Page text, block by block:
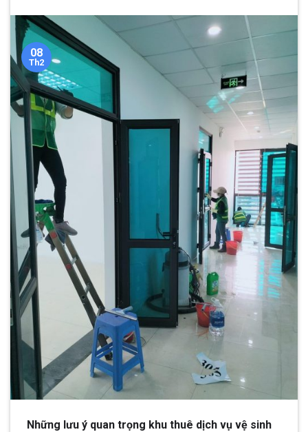
08
Th2
Những lưu ý quan trọng khu thuê dịch vụ vệ sinh